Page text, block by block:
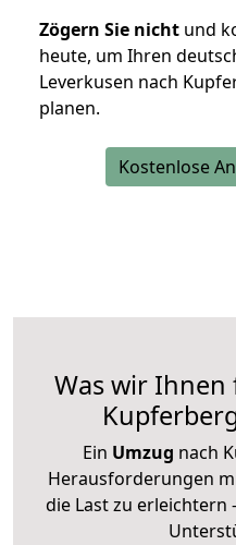
Zögern Sie nicht und
heute, um Ihren
Leverkusen nach
planen.
Kostenlose
Was wir
Ein Umzug nach
Herausforderungen
die Last zu erleichtern